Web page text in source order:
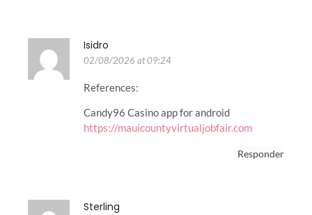
Isidro
02/08/2026 at 09:24
References:
Candy96 Casino app for android
https://mauicountyvirtualjobfair.com
Responder
Sterling